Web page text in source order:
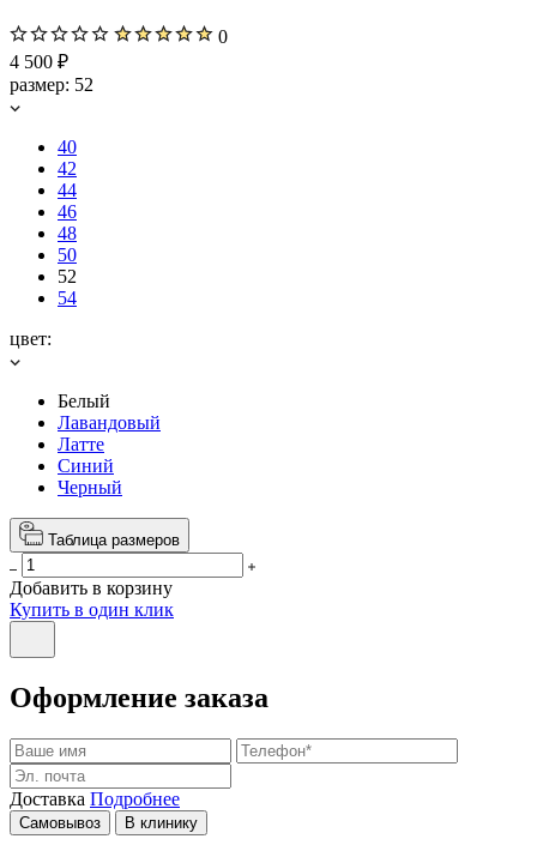
0
4 500 ₽
размер: 52
40
42
44
46
48
50
52
54
цвет:
Белый
Лавандовый
Латте
Синий
Черный
Таблица размеров
Добавить в корзину
Купить в один клик
Оформление заказа
Доставка Подробнее
Самовывоз В клинику